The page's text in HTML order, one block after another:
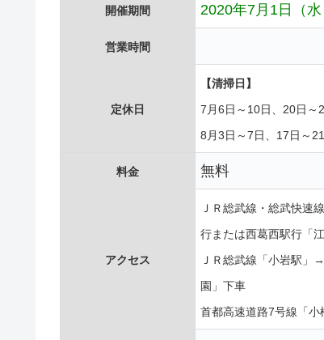
開催期間 2020年7月1日（水
営業時間
定休日
【清掃日】
7月6日～10日、20日～
8月3日～7日、17日～
料金 無料
アクセス
ＪＲ総武線・総武快速
行または西葛西駅行「
ＪＲ総武線「小岩駅」
園」下車
首都高速道路7号線「